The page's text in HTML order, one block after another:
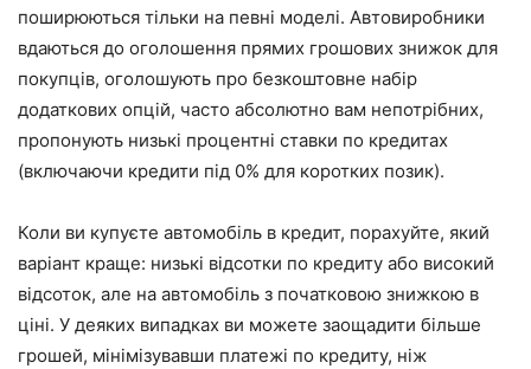
поширюються тільки на певні моделі. Автовиробники
вдаються до оголошення прямих грошових знижок для
покупців, оголошують про безкоштовне набір
додаткових опцій, часто абсолютно вам непотрібних,
пропонують низькі процентні ставки по кредитах
(включаючи кредити під 0% для коротких позик).
Коли ви купуєте автомобіль в кредит, порахуйте, який
варіант краще: низькі відсотки по кредиту або високий
відсоток, але на автомобіль з початковою знижкою в
ціні. У деяких випадках ви можете заощадити більше
грошей, мінімізувавши платежі по кредиту, ніж